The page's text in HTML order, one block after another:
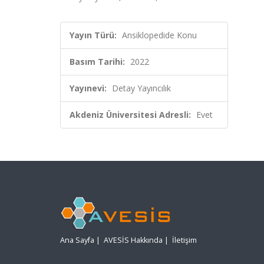
Yayın Türü: Ansiklopedide Konu
Basım Tarihi: 2022
Yayınevi: Detay Yayıncılık
Akdeniz Üniversitesi Adresli: Evet
Ana Sayfa | AVESİS Hakkında | İletişim